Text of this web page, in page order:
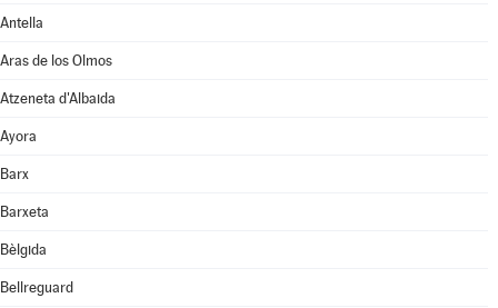
Antella
Aras de los Olmos
Atzeneta d'Albaida
Ayora
Barx
Barxeta
Bèlgida
Bellreguard